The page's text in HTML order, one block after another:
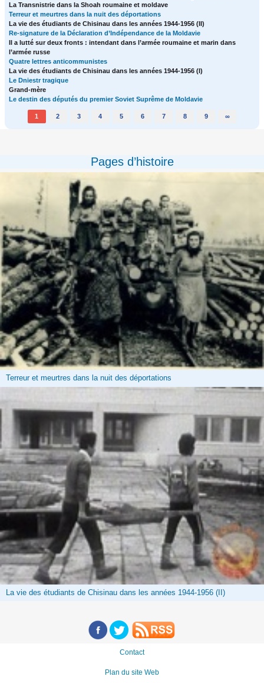
La Transnistrie dans la Shoah roumaine et moldave
Terreur et meurtres dans la nuit des déportations
La vie des étudiants de Chisinau dans les années 1944-1956 (II)
Re-signature de la Déclaration d’Indépendance de la Moldavie
Il a lutté sur deux fronts : intendant dans l’armée roumaine et marin dans
l’armée russe
Quatre lettres anticommunistes
La vie des étudiants de Chisinau dans les années 1944-1956 (I)
Le Dniestr tragique
Grand-mère
Le destin des députés du premier Soviet Suprême de Moldavie
1 2 3 4 5 6 7 8 9 ∞
Pages d’histoire
Terreur et meurtres dans la nuit des déportations
La vie des étudiants de Chisinau dans les années 1944-1956 (II)
Contact
Plan du site Web